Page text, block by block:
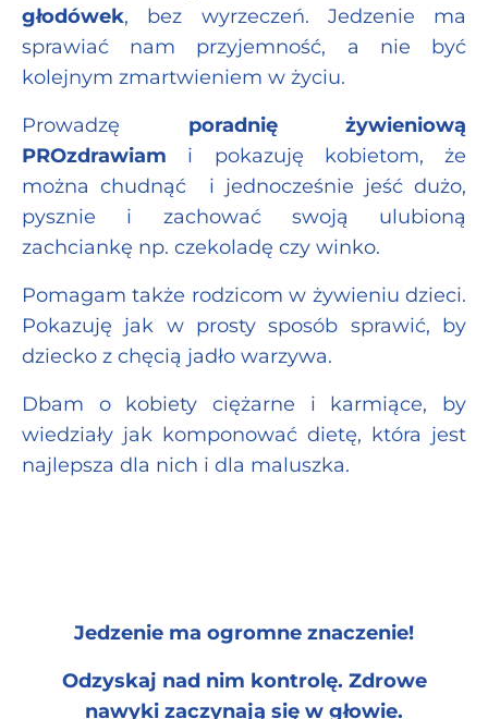
głodówek, bez wyrzeczeń. Jedzenie ma
sprawiać nam przyjemność, a nie być
kolejnym zmartwieniem w życiu.
Prowadzę poradnię żywieniową
PROzdrawiam i pokazuję kobietom, że
można chudnąć i jednocześnie jeść dużo,
pysznie i zachować swoją ulubioną
zachciankę np. czekoladę czy winko.
Pomagam także rodzicom w żywieniu dzieci.
Pokazuję jak w prosty sposób sprawić, by
dziecko z chęcią jadło warzywa.
Dbam o kobiety ciężarne i karmiące, by
wiedziały jak komponować dietę, która jest
najlepsza dla nich i dla maluszka.
Jedzenie ma ogromne znaczenie!
Odzyskaj nad nim kontrolę. Zdrowe
nawyki zaczynają się w głowie.